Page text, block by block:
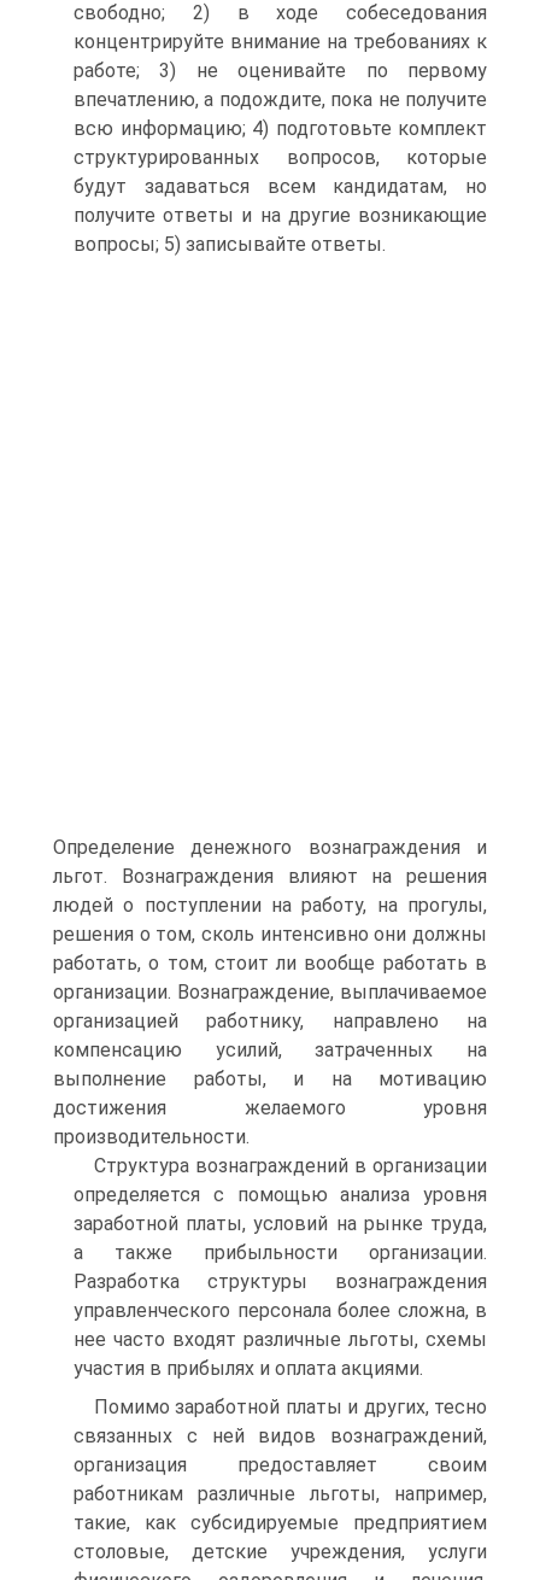
свободно; 2) в ходе собеседования
концентрируйте внимание на требованиях к
работе; 3) не оценивайте по первому
впечатлению, а подождите, пока не получите
всю информацию; 4) подготовьте комплект
структурированных вопросов, которые
будут задаваться всем кандидатам, но
получите ответы и на другие возникающие
вопросы; 5) записывайте ответы.
Определение денежного вознаграждения и
льгот. Вознаграждения влияют на решения
людей о поступлении на работу, на прогулы,
решения о том, сколь интенсивно они должны
работать, о том, стоит ли вообще работать в
организации. Вознаграждение, выплачиваемое
организацией работнику, направлено на
компенсацию усилий, затраченных на
выполнение работы, и на мотивацию
достижения желаемого уровня
производительности.
Структура вознаграждений в организации
определяется с помощью анализа уровня
заработной платы, условий на рынке труда,
а также прибыльности организации.
Разработка структуры вознаграждения
управленческого персонала более сложна, в
нее часто входят различные льготы, схемы
участия в прибылях и оплата акциями.
Помимо заработной платы и других, тесно
связанных с ней видов вознаграждений,
организация предоставляет своим
работникам различные льготы, например,
такие, как субсидируемые предприятием
столовые, детские учреждения, услуги